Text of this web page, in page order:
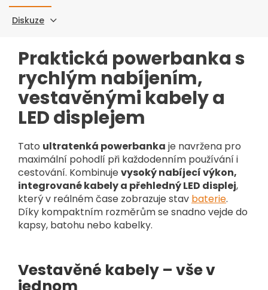
Diskuze
Praktická powerbanka s
rychlým nabíjením,
vestavěnými kabely a
LED displejem
Tato ultratenká powerbanka je navržena pro
maximální pohodlí při každodenním používání i
cestování. Kombinujevysoký nabíjecí výkon,
integrované kabely a přehledný LED displej,
který v reálném čase zobrazuje stav baterie.
Díky kompaktním rozměrům se snadno vejde do
kapsy, batohu nebo kabelky.
Vestavěné kabely – vše v